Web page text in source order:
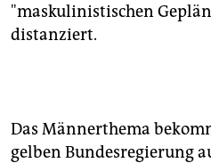
"maskulinistischen
distanziert.
Das Männerthema
gelben Bundesregierung